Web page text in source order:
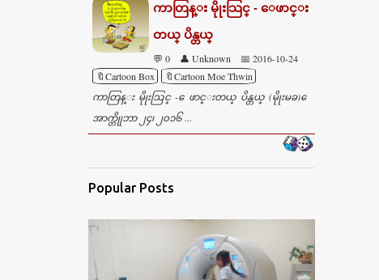
ကာတြန္း မိုုးသြင္ - ေဖာင္း
တယ္ ပိန္တယ္
💬 0 👤 Unknown
📅 2016-10-24
🔖Cartoon Box
🔖Cartoon Moe Thwin
ကာတြန္း မိုုးသြင္ - ေဖာင္းတယ္ ပိန္တယ္ (မိုုးမခ) ေ
အာက္တိုုဘာ ၂၄၊ ၂၀၁၆ ...
Popular Posts